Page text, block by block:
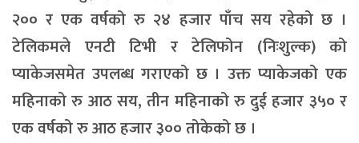
२०० र एक वर्षको रु २४ हजार पाँच सय रहेको छ ।
टेलिकमले एनटी टिभी र टेलिफोन (निःशुल्क) को
प्याकेजसमेत उपलब्ध गराएको छ । उक्त प्याकेजको एक
महिनाको रु आठ सय, तीन महिनाको रु दुई हजार ३५० र
एक वर्षको रु आठ हजार ३०० तोकेको छ ।